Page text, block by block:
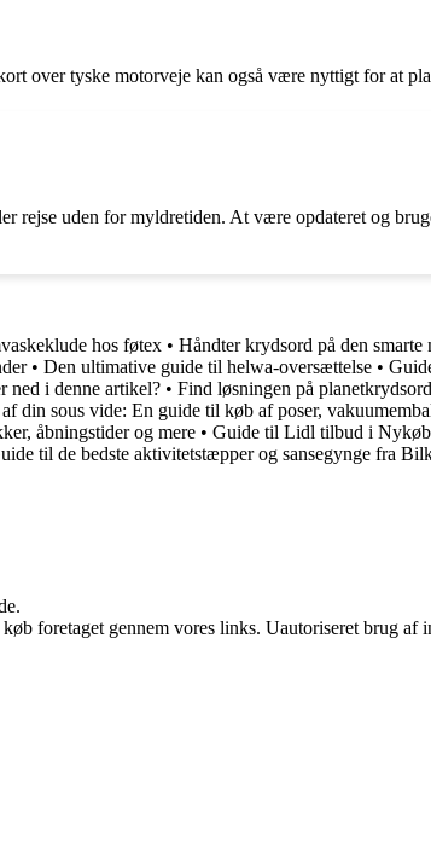
over tyske motorveje kan også være nyttigt for at
rejse uden for myldretiden. At være opdateret og
hos føtex • Håndter krydsord på den smarte
• Den ultimative guide til helwa-oversættelse •
ned i denne artikel? • Find løsningen på
din sous vide: En guide til køb af poser,
åbningstider og mere • Guide til Lidl tilbud i
til de bedste aktivitetstæpper og sansegynge fra
foretaget gennem vores links. Uautoriseret brug af